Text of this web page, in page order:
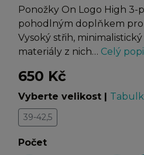
Ponožky On Logo High 3-
pohodlným doplňkem
Vysoký střih,
materiály z nich… Celý
650 Kč
Vyberte velikost
39-42,5
Počet